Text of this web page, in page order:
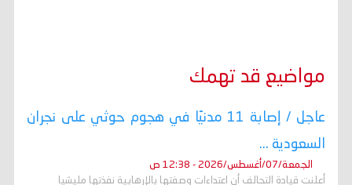
مواضيع قد تهمك
عاجل / إصابة 11 مدنيًا في هجوم حوثي على نجران
السعودية ...
الجمعة/07/أغسطس/2026 - 12:38 ص
أعلنت قيادة التحالف أن اعتداءات وصفتها بالإرهابية نفذتها مليشيا